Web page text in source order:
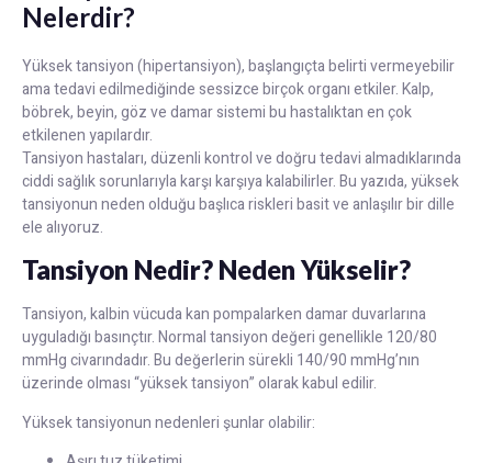
Nelerdir?
Yüksek tansiyon (hipertansiyon), başlangıçta belirti vermeyebilir
ama tedavi edilmediğinde sessizce birçok organı etkiler. Kalp,
böbrek, beyin, göz ve damar sistemi bu hastalıktan en çok
etkilenen yapılardır.
Tansiyon hastaları, düzenli kontrol ve doğru tedavi almadıklarında
ciddi sağlık sorunlarıyla karşı karşıya kalabilirler. Bu yazıda, yüksek
tansiyonun neden olduğu başlıca riskleri basit ve anlaşılır bir dille
ele alıyoruz.
Tansiyon Nedir? Neden Yükselir?
Tansiyon, kalbin vücuda kan pompalarken damar duvarlarına
uyguladığı basınçtır. Normal tansiyon değeri genellikle 120/80
mmHg civarındadır. Bu değerlerin sürekli 140/90 mmHg’nın
üzerinde olması “yüksek tansiyon” olarak kabul edilir.
Yüksek tansiyonun nedenleri şunlar olabilir: